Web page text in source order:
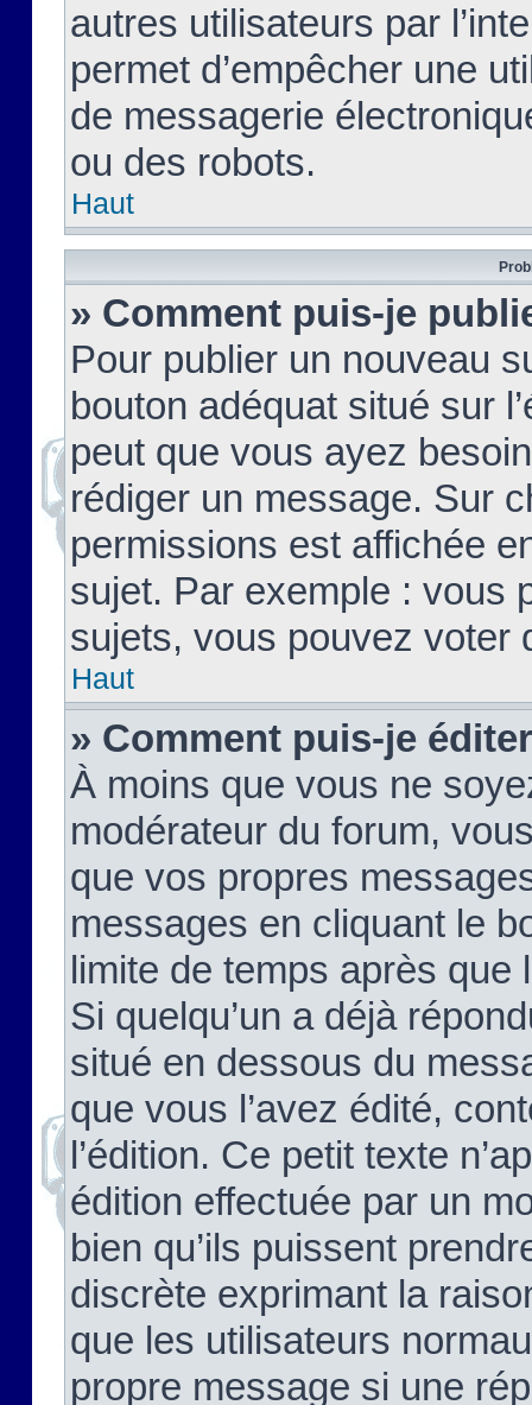
autres utilisateurs par
permet d’empêcher une
de messagerie
ou des robots.
Haut
» Comment puis-je
Pour publier un nouveau
bouton adéquat situé sur
peut que vous ayez
rédiger un message. Sur
permissions est affichée
sujet. Par exemple : vous
sujets, vous pouvez voter
Haut
» Comment puis-je
À moins que vous ne
modérateur du forum,
que vos propres
messages en cliquant le
limite de temps après que
Si quelqu’un a déjà
situé en dessous du
que vous l’avez édité,
l’édition. Ce petit texte
édition effectuée par un
bien qu’ils puissent
discrète exprimant la
que les utilisateurs
propre message si une